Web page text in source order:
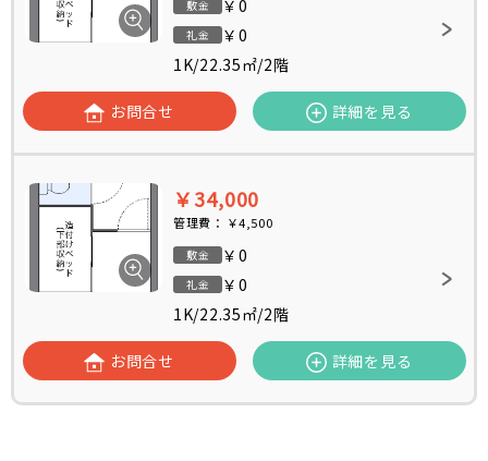
敷金 ￥0
礼金
￥0
1K/22.35㎡/2階
お問合せ 詳細を見る
￥34,000
管理費： ￥4,500
敷金 ￥0
礼金
￥0
1K/22.35㎡/2階
お問合せ 詳細を見る